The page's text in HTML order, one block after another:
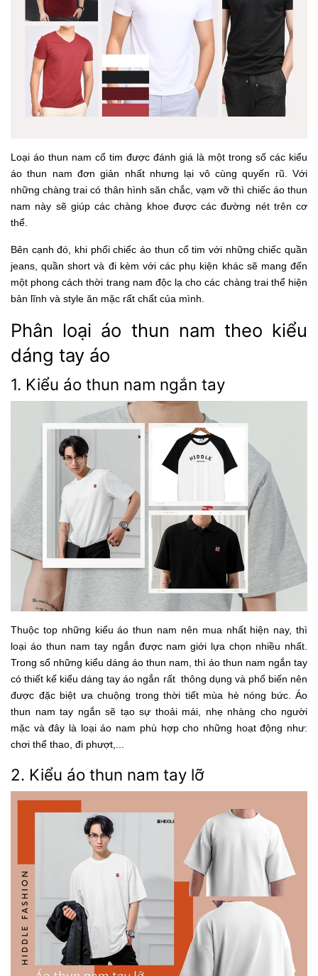
Loại áo thun nam cổ tim được đánh giá là một trong số các kiểu
áo thun nam đơn giản nhất nhưng lại vô cùng quyến rũ. Với
những chàng trai có thân hình săn chắc, vạm vỡ thì chiếc áo thun
nam này sẽ giúp các chàng khoe được các đường nét trên cơ
thể.
Bên cạnh đó, khi phối chiếc áo thun cổ tim với những chiếc quần
jeans, quần short và đi kèm với các phụ kiện khác sẽ mang đến
một phong cách thời trang nam độc lạ cho các chàng trai thể hiện
bản lĩnh và style ăn mặc rất chất của mình.
Phân loại áo thun nam theo kiểu
dáng tay áo
1. Kiểu áo thun nam ngắn tay
Thuộc top những kiểu áo thun nam nên mua nhất hiện nay, thì
loại áo thun nam tay ngắn được nam giới lựa chọn nhiều nhất.
Trong số những kiểu dáng áo thun nam, thì áo thun nam ngắn tay
có thiết kế kiểu dáng tay áo ngắn rất thông dụng và phổ biến nên
được đặc biệt ưa chuộng trong thời tiết mùa hè nóng bức. Áo
thun nam tay ngắn sẽ tạo sự thoải mái, nhẹ nhàng cho người
mặc và đây là loại áo nam phù hợp cho những hoạt động như:
chơi thể thao, đi phượt,...
2. Kiểu áo thun nam tay lỡ